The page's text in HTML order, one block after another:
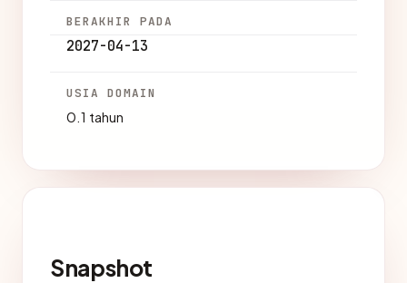
BERAKHIR PADA
2027-04-13
USIA DOMAIN
0.1 tahun
Snapshot